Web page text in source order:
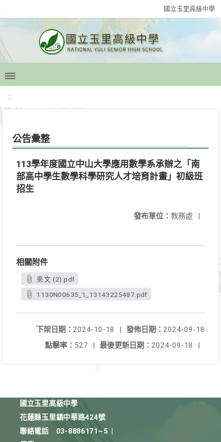
國立玉里高級中學
:::
公告彙整
113學年度國立中山大學應用數學系承辦之「南
部高中學生數學科學研究人才培育計畫」初級班
招生
發布單位： 教務處 |
相關附件
來文 (2).pdf
1130N00635_1_13143225487.pdf
發佈日期： 2024-09-18
下架日期： 2024-10-18
|
最後更新日期： 2024-09-18 |
點擊率： 527 |
國立玉里高級中學
花蓮縣玉里鎮中華路424號
聯絡電話
03-8886171~5